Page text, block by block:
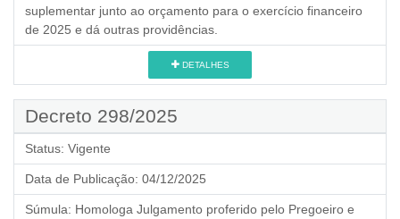
suplementar junto ao orçamento para o exercício financeiro
de 2025 e dá outras providências.
DETALHES
Decreto 298/2025
Status: Vigente
Data de Publicação: 04/12/2025
Súmula: Homologa Julgamento proferido pelo Pregoeiro e